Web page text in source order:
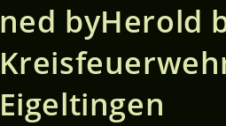
ned byHerold
Eigeltingen